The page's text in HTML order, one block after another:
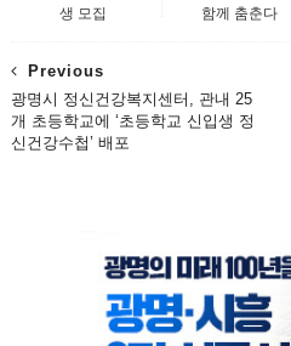
생 모집
함께 춤춘다
Previous
광명시 정신건강복지센터, 관내 25
개 초등학교에 ‘초등학교 신입생 정
신건강수첩’ 배포